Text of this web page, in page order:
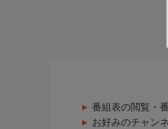
番組表の閲覧・
お好みのチャン